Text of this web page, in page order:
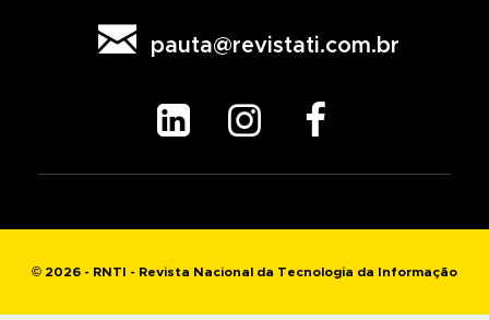
 pauta@revistati.com.br
  
© 2026 - RNTI - Revista Nacional da Tecnologia da Informação